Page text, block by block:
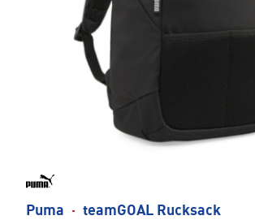
Puma · teamGOAL Rucksack